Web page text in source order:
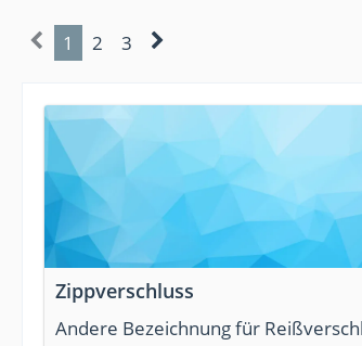
1 2 3
Zippverschluss
Andere Bezeichnung für